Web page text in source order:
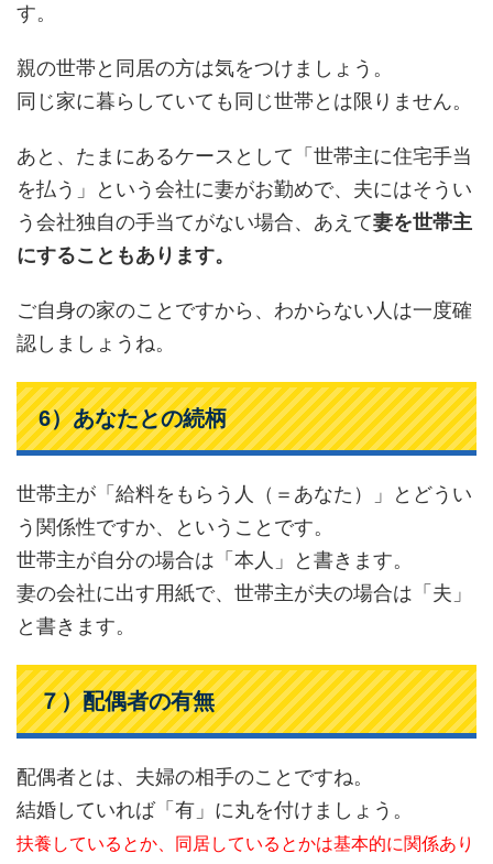
す。
親の世帯と同居の方は気をつけましょう。
同じ家に暮らしていても同じ世帯とは限りません。
あと、たまにあるケースとして「世帯主に住宅手当
を払う」という会社に妻がお勤めで、夫にはそうい
う会社独自の手当てがない場合、あえて妻を世帯主
にすることもあります。
ご自身の家のことですから、わからない人は一度確
認しましょうね。
6）あなたとの続柄
世帯主が「給料をもらう人（＝あなた）」とどうい
う関係性ですか、ということです。
世帯主が自分の場合は「本人」と書きます。
妻の会社に出す用紙で、世帯主が夫の場合は「夫」
と書きます。
７）配偶者の有無
配偶者とは、夫婦の相手のことですね。
結婚していれば「有」に丸を付けましょう。
扶養しているとか、同居しているとかは基本的に関係あり